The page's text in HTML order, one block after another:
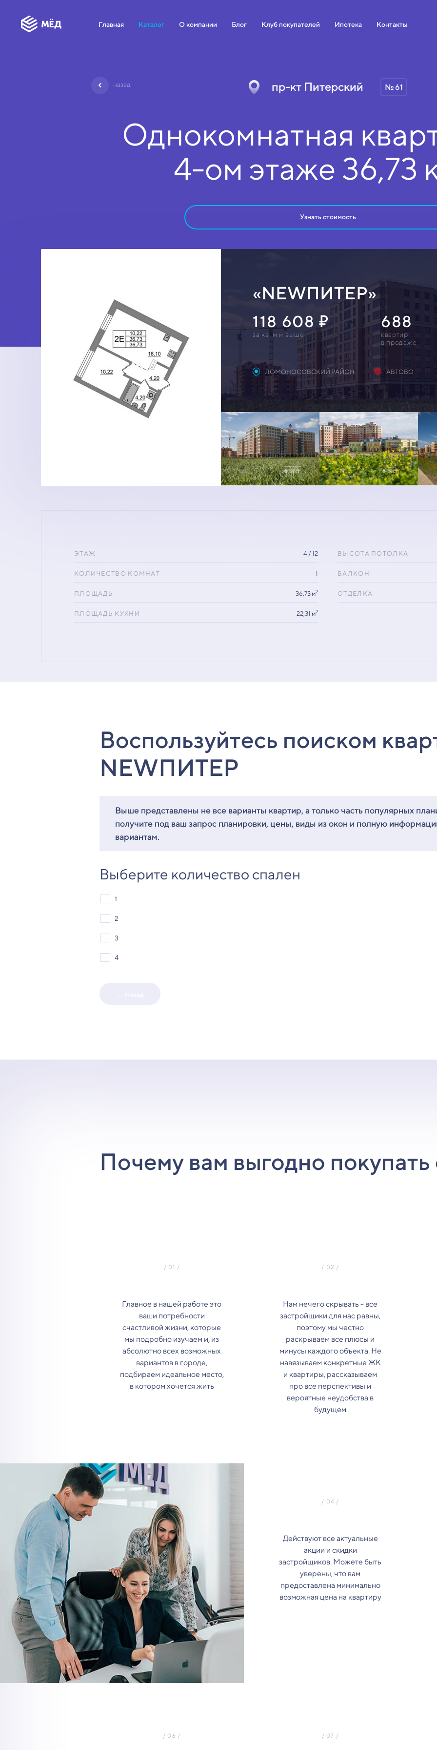
Главная Каталог О компании Блог Клуб покупателей Ипотека Контакты
назад пр-кт Питерский № 61
Однокомнатная
4-ом этаже 36,73
Узнать стоимость
«NEWПИТЕР»
118 608
за кв. м и выше
688
квартир
в продаже
ЛОМОНОСОВСКИЙ РАЙОН АВТОВО
ЭТАЖ 4 / 12
КОЛИЧЕСТВО КОМНАТ 1
ПЛОЩАДЬ 36,73 м2
ПЛОЩАДЬ КУХНИ 22,31 м2
ВЫСОТА ПОТОЛКА
БАЛКОН
ОТДЕЛКА
Воспользуйтесь поиском
NEWПИТЕР
Выше представлены не все варианты квартир, а только часть популярных
получите под ваш запрос планировки, цены, виды из окон и полную
вариантам.
Выберите количество спален
1
2
3
4
Почему вам выгодно покупать
Главное в нашей работе это
ваши потребности
счастливой жизни, которые
мы подробно изучаем и, из
абсолютно всех возможных
вариантов в городе,
подбираем идеальное место,
в котором хочется жить
Нам нечего скрывать - все
застройщики для нас равны,
поэтому мы честно
раскрываем все плюсы и
минусы каждого объекта. Не
навязываем конкретные ЖК
и квартиры, рассказываем
про все перспективы и
вероятные неудобства в
будущем
Действуют все актуальные
акции и скидки
застройщиков. Можете быть
уверены, что вам
предоставлена минимально
возможная цена на квартиру